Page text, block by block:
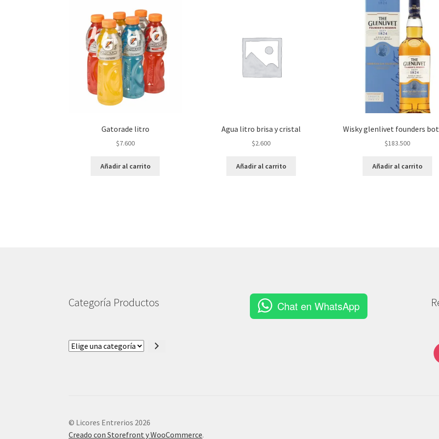
Gatorade litro
$7.600
Añadir al carrito
Agua litro brisa y cristal
$2.600
Añadir al carrito
Wisky glenlivet founders
$183.500
Añadir al carrito
Categoría Productos
Elige
Chat en WhatsApp
© Licores Entrerios 2026
Creado con Storefront y WooCommerce.